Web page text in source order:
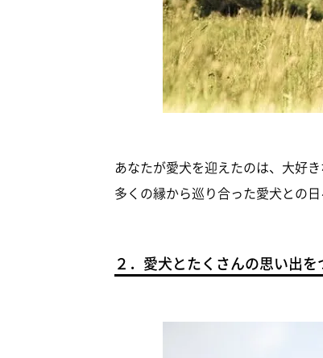
あなたが愛犬を迎えたのは、大好
多くの縁から巡り合った愛犬との
２．愛犬とたくさんの思い出を